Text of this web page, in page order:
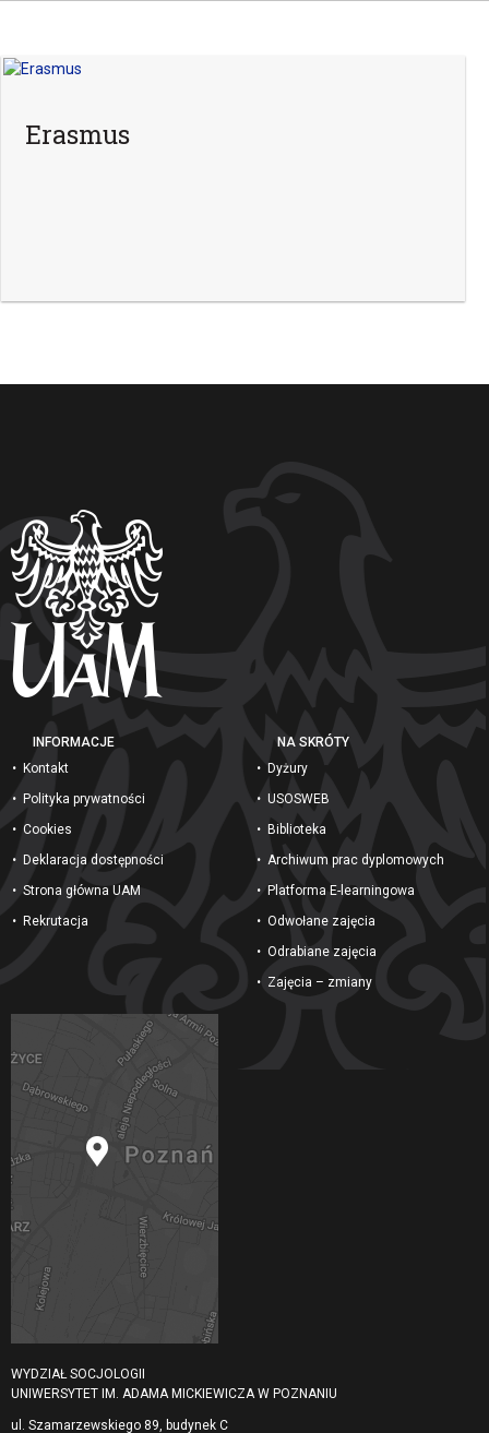
Erasmus
INFORMACJE
Kontakt
Polityka prywatności
Cookies
Deklaracja dostępności
Strona główna UAM
Rekrutacja
NA SKRÓTY
Dyżury
USOSWEB
Biblioteka
Archiwum prac dyplomowych
Platforma E-learningowa
Odwołane zajęcia
Odrabiane zajęcia
Zajęcia – zmiany
WYDZIAŁ SOCJOLOGII
UNIWERSYTET IM. ADAMA MICKIEWICZA W POZNANIU
ul. Szamarzewskiego 89, budynek C